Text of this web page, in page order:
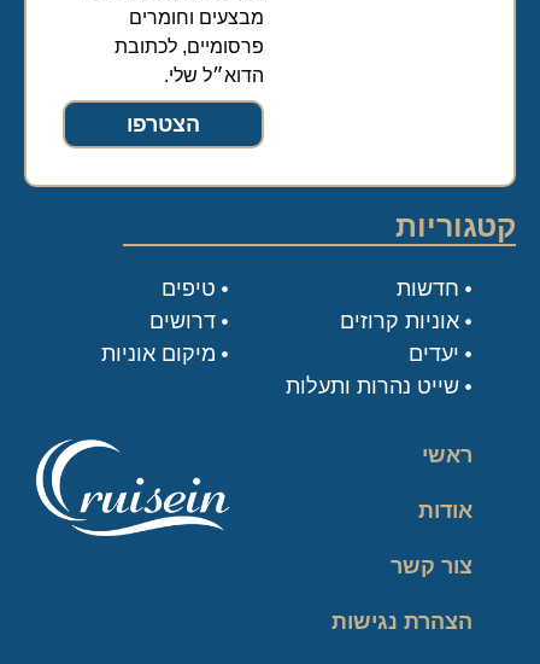
מבצעים וחומרים
פרסומיים, לכתובת
הדוא״ל שלי.
הצטרפו
ראשי
אודות
צור קשר
הצהרת נגישות
קטגוריות
טיפים
דרושים
מיקום אוניות
חדשות
אוניות קרוזים
יעדים
שייט נהרות ותעלות